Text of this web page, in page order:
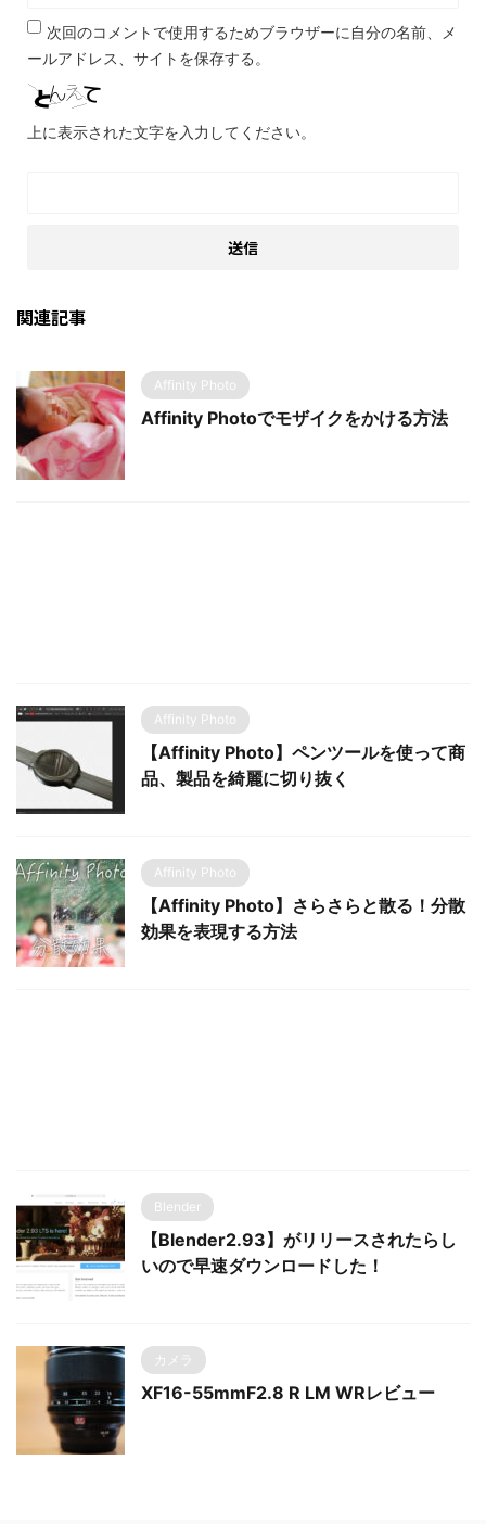
次回のコメントで使用するためブラウザーに自分の名前、メ
ールアドレス、サイトを保存する。
上に表示された文字を入力してください。
関連記事
Affinity Photo
Affinity Photoでモザイクをかける方法
Affinity Photo
【Affinity Photo】ペンツールを使って商
品、製品を綺麗に切り抜く
Affinity Photo
【Affinity Photo】さらさらと散る！分散
効果を表現する方法
Blender
【Blender2.93】がリリースされたらし
いので早速ダウンロードした！
カメラ
XF16-55mmF2.8 R LM WRレビュー